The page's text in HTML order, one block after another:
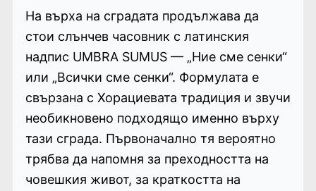
На върха на сградата продължава да
стои слънчев часовник с латинския
надпис UMBRA SUMUS — „Ние сме сенки“
или „Всички сме сенки“. Формулата е
свързана с Хорациевата традиция и звучи
необикновено подходящо именно върху
тази сграда. Първоначално тя вероятно
трябва да напомня за преходността на
човешкия живот, за краткостта на